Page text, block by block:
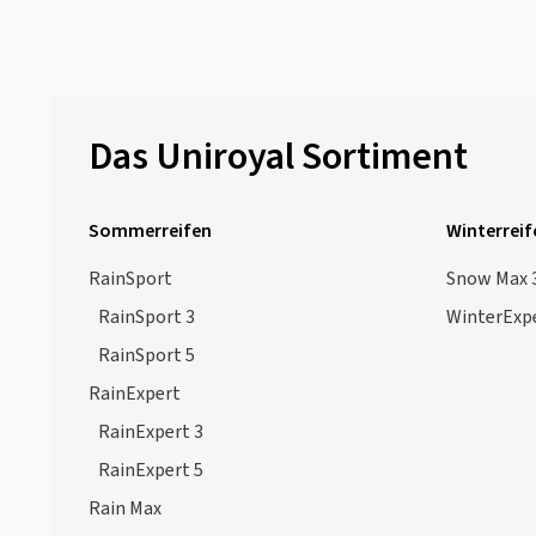
Das Uniroyal Sortiment
Sommerreifen
RainSport
RainSport 3
RainSport 5
RainExpert
RainExpert 3
RainExpert 5
Rain Max
Snow Max